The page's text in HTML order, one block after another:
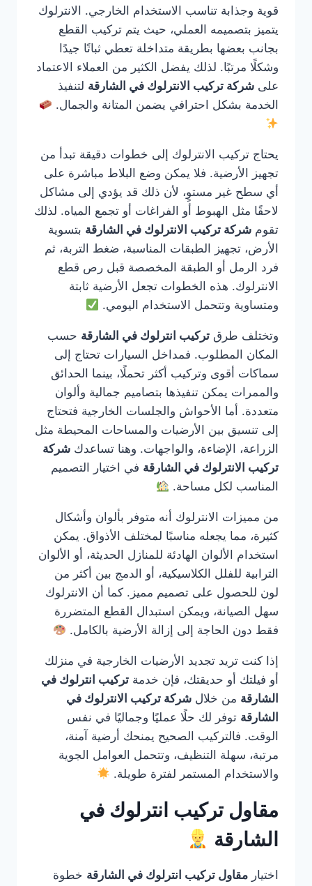
قوية وجذابة تناسب الاستخدام الخارجي. الانترلوك
يتميز بتصميمه العملي، حيث يتم تركيب القطع
بجانب بعضها بطريقة متداخلة تعطي ثباتًا جيدًا
وشكلًا مرتبًا. لذلك يفضل الكثير من العملاء الاعتماد
على شركة تركيب الانترلوك في الشارقة لتنفيذ
الخدمة بشكل احترافي يضمن المتانة والجمال.
يحتاج تركيب الانترلوك إلى خطوات دقيقة تبدأ من
تجهيز الأرضية. فلا يمكن وضع البلاط مباشرة على
أي سطح غير مستوٍ، لأن ذلك قد يؤدي إلى مشاكل
لاحقًا مثل الهبوط أو الفراغات أو تجمع المياه. لذلك
تقوم شركة تركيب الانترلوك في الشارقة بتسوية
الأرض، تجهيز الطبقات المناسبة، ضغط التربة، ثم
فرد الرمل أو الطبقة المخصصة قبل رص قطع
الانترلوك. هذه الخطوات تجعل الأرضية ثابتة
ومتساوية وتتحمل الاستخدام اليومي.
وتختلف طرق تركيب انترلوك في الشارقة حسب
المكان المطلوب. فمداخل السيارات تحتاج إلى
سماكات أقوى وتركيب أكثر تحملًا، بينما الحدائق
والممرات يمكن تنفيذها بتصاميم جمالية وألوان
متعددة. أما الأحواش والجلسات الخارجية فتحتاج
إلى تنسيق بين الأرضيات والمساحات المحيطة مثل
الزراعة، الإضاءة، والواجهات. وهنا تساعدك شركة
تركيب الانترلوك في الشارقة في اختيار التصميم
المناسب لكل مساحة.
من مميزات الانترلوك أنه متوفر بألوان وأشكال
كثيرة، مما يجعله مناسبًا لمختلف الأذواق. يمكن
استخدام الألوان الهادئة للمنازل الحديثة، أو الألوان
الترابية للفلل الكلاسيكية، أو الدمج بين أكثر من
لون للحصول على تصميم مميز. كما أن الانترلوك
سهل الصيانة، ويمكن استبدال القطع المتضررة
فقط دون الحاجة إلى إزالة الأرضية بالكامل.
إذا كنت تريد تجديد الأرضيات الخارجية في منزلك
أو فيلتك أو حديقتك، فإن خدمة تركيب انترلوك في
الشارقة من خلال شركة تركيب الانترلوك في
الشارقة توفر لك حلًا عمليًا وجماليًا في نفس
الوقت. فالتركيب الصحيح يمنحك أرضية آمنة،
مرتبة، سهلة التنظيف، وتتحمل العوامل الجوية
والاستخدام المستمر لفترة طويلة.
مقاول تركيب انترلوك في
الشارقة
اختيار مقاول تركيب انترلوك في الشارقة خطوة